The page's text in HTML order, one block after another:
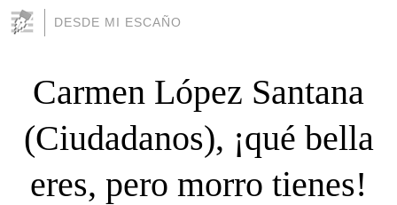
DESDE MI ESCAÑO
Carmen López Santana
(Ciudadanos), ¡qué bella
eres, pero morro tienes!